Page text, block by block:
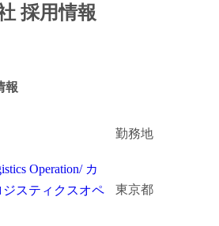
・シンクタンク・事務所
・メディア・ゲーム）
採用情報
報
勤務地
Operation/ カ
スティクスオペ
東京都